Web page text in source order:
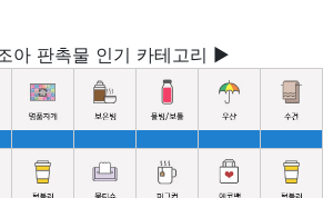
아 판촉물 인기 카테고리 ▶